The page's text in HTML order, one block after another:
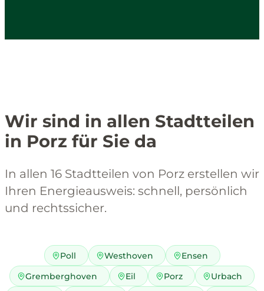
Wir sind in allen Stadtteilen
in Porz für Sie da
In allen 16 Stadtteilen von Porz erstellen wir
Ihren Energieausweis: schnell, persönlich
und rechtssicher.
Poll Westhoven Ensen
Gremberghoven Eil Porz Urbach